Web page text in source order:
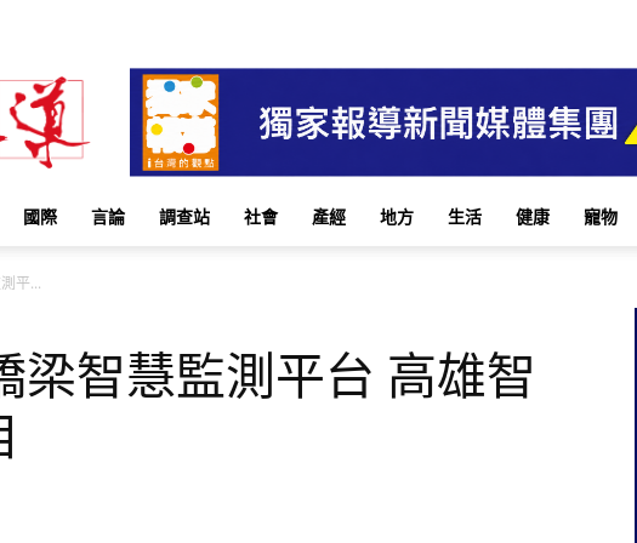
國際 言論 調查站 社會 產經 地方 生活 健康 寵物
平...
梁智慧監測平台 高雄智